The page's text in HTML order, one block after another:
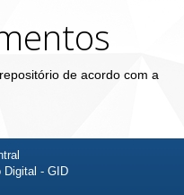
de acordo com a
Digital - GID